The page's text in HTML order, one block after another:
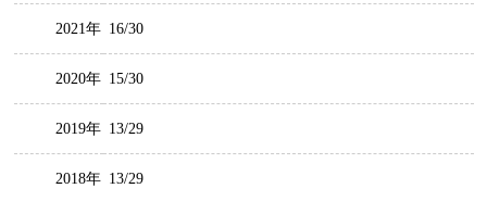
2021年 16/30
2020年 15/30
2019年 13/29
2018年 13/29